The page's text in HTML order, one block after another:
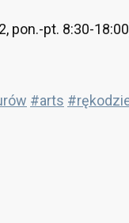
pon.-pt. 8:30-
#arts